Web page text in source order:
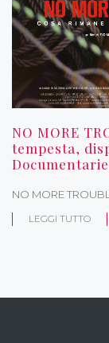
NO MORE
tempesta,
NO MORE
LEGGI TUTTO